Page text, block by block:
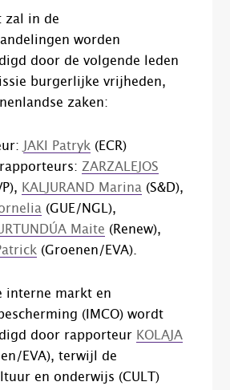
zal in de
worden
door de volgende leden
burgerlijke vrijheden,
zaken:
JAKI Patryk (ECR)
ZARZALEJOS
KALJURAND Marina (S&D),
(GUE/NGL),
Maite (Renew),
(Groenen/EVA).
interne markt en
(IMCO) wordt
door rapporteur KOLAJA
EVA), terwijl de
en onderwijs (CULT)